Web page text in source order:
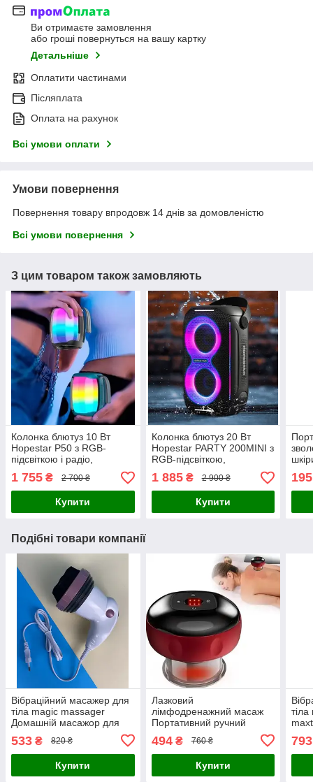
Ви отримаєте замовлення
або гроші повернуться на вашу картку
Детальніше
Оплатити частинами
Післяплата
Оплата на рахунок
Всі умови оплати
Умови повернення
Повернення товару впродовж 14 днів за домовленістю
Всі умови повернення
З цим товаром також замовляють
Колонка блютуз 10 Вт
Hopestar P50 з RGB-
підсвіткою і радіо,
Портативна переносна
Bluetooth колонка хопстар
1 755 ₴ 2 700 ₴
Купити
Колонка блютуз 20 Вт
Hopestar PARTY 200MINI з
RGB-підсвіткою,
Портативна переносна
Bluetooth колонка хопстар
1 885₴ 2 900 ₴
Купити
для
195
Подібні товари компанії
Вібраційний масажер для
тіла magic massager
Домашній масажор для
антицелюлітний sculptural
ma
533 ₴ 820 ₴
Купити
Лазковий
лімфодренажний масаж
Портативний ручний
Масажер для вакуумного
масажу
494₴ 760 ₴
Купити
793